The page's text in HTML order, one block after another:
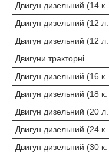
Двигун дизельний (14
Двигун дизельний (12
Двигун дизельний (12
Двигуни тракторні
Двигун дизельний (16
Двигун дизельний (18
Двигун дизельний (20
Двигун дизельний (24
Двигун дизельний (30